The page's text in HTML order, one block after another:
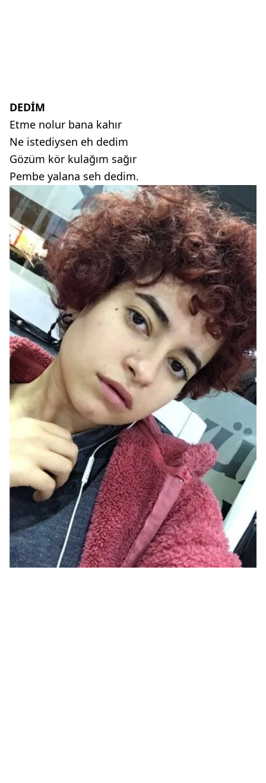
DEDİM
Etme nolur bana kahır
Ne istediysen eh dedim
Gözüm kör kulağım sağır
Pembe yalana seh dedim.